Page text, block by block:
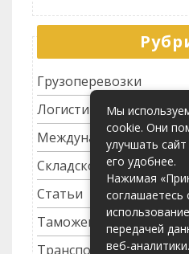
Грузоперевозки
Логистика
Международные
Складское хозяйство
Статьи
Таможенное
Транспортные услуги
Мы
cookie. Они
улучшать
его удобнее.
Нажимая
соглашаетесь
передачей
веб-